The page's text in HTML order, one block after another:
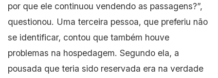
por que ele continuou vendendo as passagens?”,
questionou. Uma terceira pessoa, que preferiu não
se identificar, contou que também houve
problemas na hospedagem. Segundo ela, a
pousada que teria sido reservada era na verdade